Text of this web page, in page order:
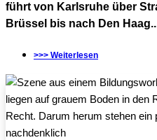
führt von Karlsruhe über
Brüssel bis nach Den
>>> Weiterlesen